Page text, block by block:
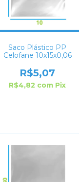
Saco Plástico PP
Celofane 10x15x0,06
R$5,07
R$4,82 com Pix